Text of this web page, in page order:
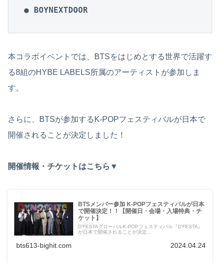
● BOYNEXTDOOR
本コラボイベントでは、BTSをはじめとする世界で活躍す
る8組のHYBE LABELS所属のアーティストが参加しま
す。
さらに、BTSが参加するK-POPフェスティバルが日本で
開催されることが決定しました！
開催情報・チケットはこちら▼
BTSメンバー参加 K-POPフェスティバルが日本
で開催決定！！【開催日・会場・入場特典・チ
ケット】
D’FESTAグローバルK-POPフェスティバル『D’FESTA』
が日本で開催されることが決定...
bts613-bighit.com 2024.04.24